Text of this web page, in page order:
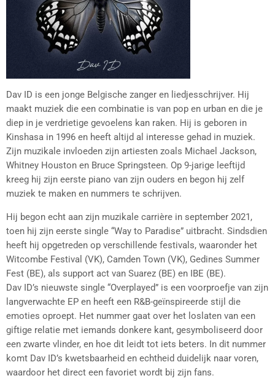
Dav ID is een jonge Belgische zanger en liedjesschrijver. Hij
maakt muziek die een combinatie is van pop en urban en die je
diep in je verdrietige gevoelens kan raken. Hij is geboren in
Kinshasa in 1996 en heeft altijd al interesse gehad in muziek.
Zijn muzikale invloeden zijn artiesten zoals Michael Jackson,
Whitney Houston en Bruce Springsteen. Op 9-jarige leeftijd
kreeg hij zijn eerste piano van zijn ouders en begon hij zelf
muziek te maken en nummers te schrijven.
Hij begon echt aan zijn muzikale carrière in september 2021,
toen hij zijn eerste single “Way to Paradise” uitbracht. Sindsdien
heeft hij opgetreden op verschillende festivals, waaronder het
Witcombe Festival (VK), Camden Town (VK), Gedines Summer
Fest (BE), als support act van Suarez (BE) en IBE (BE).
Dav ID’s nieuwste single “Overplayed” is een voorproefje van zijn
langverwachte EP en heeft een R&B-geïnspireerde stijl die
emoties oproept. Het nummer gaat over het loslaten van een
giftige relatie met iemands donkere kant, gesymboliseerd door
een zwarte vlinder, en hoe dit leidt tot iets beters. In dit nummer
komt Dav ID’s kwetsbaarheid en echtheid duidelijk naar voren,
waardoor het direct een favoriet wordt bij zijn fans.